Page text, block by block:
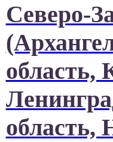
Северо-
область,
область,